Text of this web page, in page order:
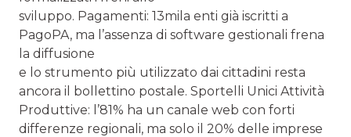
sviluppo. Pagamenti: 13mila enti già iscritti a
PagoPA, ma l’assenza di software gestionali frena
la diffusione
e lo strumento più utilizzato dai cittadini resta
ancora il bollettino postale. Sportelli Unici Attività
Produttive: l’81% ha un canale web con forti
differenze regionali, ma solo il 20% delle imprese